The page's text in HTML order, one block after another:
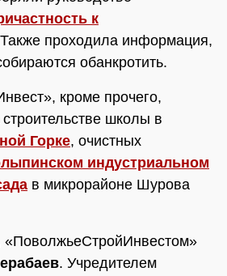
к
проходила информация,
обанкротить.
кроме прочего,
школы в
Горке, очистных
индустриальном
в микрорайоне Шурова
. Учредителем